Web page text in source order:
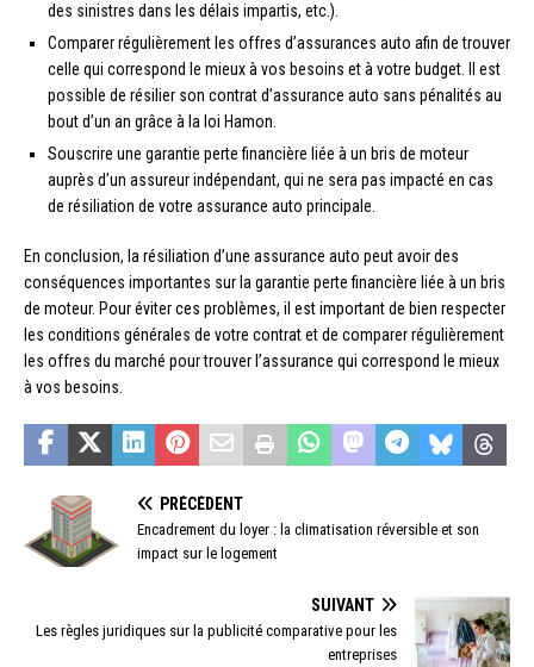
des sinistres dans les délais impartis, etc.).
Comparer régulièrement les offres d’assurances auto afin de trouver
celle qui correspond le mieux à vos besoins et à votre budget. Il est
possible de résilier son contrat d’assurance auto sans pénalités au
bout d’un an grâce à la loi Hamon.
Souscrire une garantie perte financière liée à un bris de moteur
auprès d’un assureur indépendant, qui ne sera pas impacté en cas
de résiliation de votre assurance auto principale.
En conclusion, la résiliation d’une assurance auto peut avoir des
conséquences importantes sur la garantie perte financière liée à un bris
de moteur. Pour éviter ces problèmes, il est important de bien respecter
les conditions générales de votre contrat et de comparer régulièrement
les offres du marché pour trouver l’assurance qui correspond le mieux
à vos besoins.
PRÉCÉDENT
Encadrement du loyer : la climatisation réversible et son
impact sur le logement
SUIVANT
Les règles juridiques sur la publicité comparative pour les
entreprises